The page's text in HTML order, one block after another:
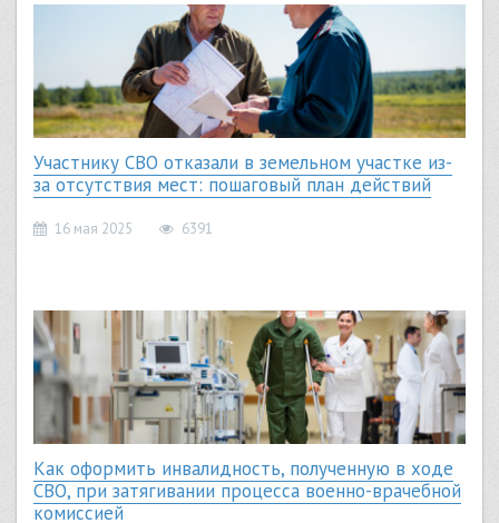
Участнику СВО отказали в земельном участке из-
за отсутствия мест: пошаговый план действий
16 мая 2025 6391
Как оформить инвалидность, полученную в ходе
СВО, при затягивании процесса военно-врачебной
комиссией